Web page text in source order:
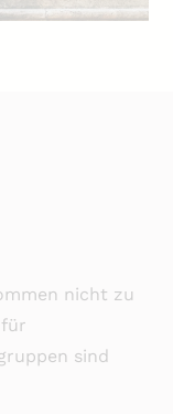
nicht zu
sind